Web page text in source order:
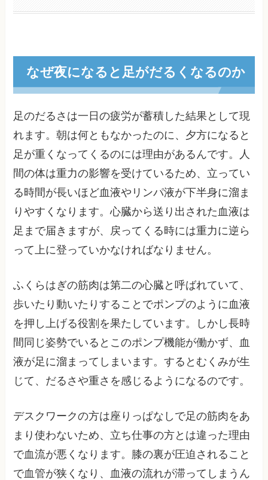
なぜ夜になると足がだるくなるのか
足のだるさは一日の疲労が蓄積した結果として現
れます。朝は何ともなかったのに、夕方になると
足が重くなってくるのには理由があるんです。人
間の体は重力の影響を受けているため、立ってい
る時間が長いほど血液やリンパ液が下半身に溜ま
りやすくなります。心臓から送り出された血液は
足まで届きますが、戻ってくる時には重力に逆ら
って上に登っていかなければなりません。
ふくらはぎの筋肉は第二の心臓と呼ばれていて、
歩いたり動いたりすることでポンプのように血液
を押し上げる役割を果たしています。しかし長時
間同じ姿勢でいるとこのポンプ機能が働かず、血
液が足に溜まってしまいます。するとむくみが生
じて、だるさや重さを感じるようになるのです。
デスクワークの方は座りっぱなしで足の筋肉をあ
まり使わないため、立ち仕事の方とは違った理由
で血流が悪くなります。膝の裏が圧迫されること
で血管が狭くなり、血液の流れが滞ってしまうん